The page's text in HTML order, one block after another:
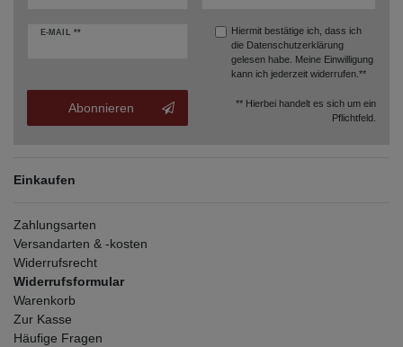
E-MAIL **
Hiermit bestätige ich, dass ich
die Datenschutzerklärung
gelesen habe. Meine Einwilligung
kann ich jederzeit widerrufen.**
Abonnieren
** Hierbei handelt es sich um ein
Pflichtfeld.
Einkaufen
Zahlungsarten
Versandarten & -kosten
Widerrufsrecht
Widerrufsformular
Warenkorb
Zur Kasse
Häufige Fragen